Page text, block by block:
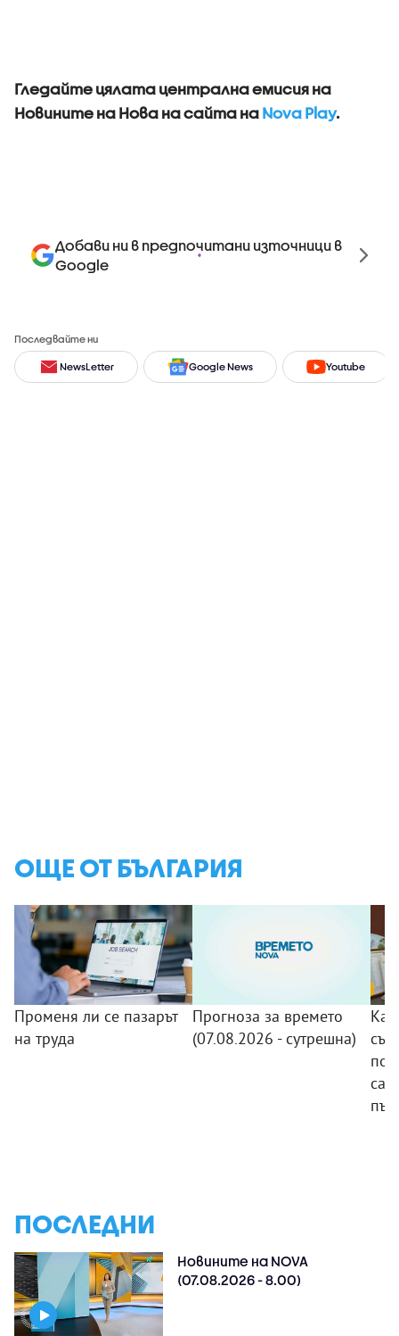
Гледайте цялата централна емисия на
Новините на Нова на сайта на Nova Play.
Добави ни в предпочитани източници в
Google
Последвайте ни
NewsLetter Google News Youtube
ОЩЕ ОТ БЪЛГАРИЯ
Променя ли се пазарът
на труда
Прогноза за времето
(07.08.2026 - сутрешна)
път
ПОСЛЕДНИ
Новините на NOVA
(07.08.2026 - 8.00)